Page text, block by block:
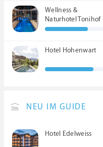
Wellness &
Naturhotel Tonihof
****S
Hotel Hohenwart
NEU IM GUIDE
Hotel Edelweiss